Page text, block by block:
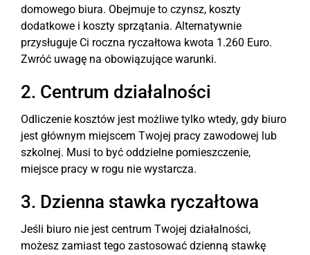
domowego biura. Obejmuje to czynsz, koszty
dodatkowe i koszty sprzątania. Alternatywnie
przysługuje Ci roczna ryczałtowa kwota 1.260 Euro.
Zwróć uwagę na obowiązujące warunki.
2. Centrum działalności
Odliczenie kosztów jest możliwe tylko wtedy, gdy biuro
jest głównym miejscem Twojej pracy zawodowej lub
szkolnej. Musi to być oddzielne pomieszczenie,
miejsce pracy w rogu nie wystarcza.
3. Dzienna stawka ryczałtowa
Jeśli biuro nie jest centrum Twojej działalności,
możesz zamiast tego zastosować dzienną stawkę